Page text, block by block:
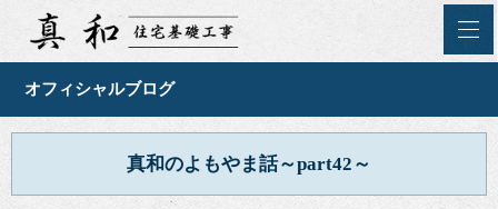
オフィシャルブログ
真和のよもやま話～part42～